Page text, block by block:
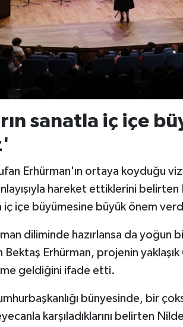
sanatla iç içe
Erhürman'ın ortaya koyduğu
hareket ettiklerini
iç içe büyümesine büyük önem
diliminde hazırlansa da yoğun
Erhürman, projenin yaklaşık
geldiğini ifade etti.
bünyesinde, bir
karşıladıklarını belirten